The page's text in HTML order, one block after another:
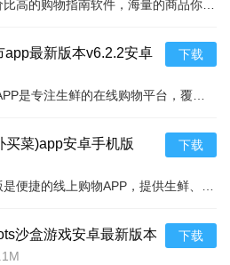
app最新版本v6.2.2安卓
下载
买菜)app安卓手机版
下载
沙盒游戏安卓最新版本
下载